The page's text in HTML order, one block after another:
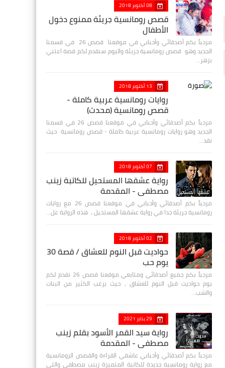
08 أكتوبر 2018
قصص رومانسية جريئة ممنوع دخول
الأطفال
مرحباً بكم أصدقائي وأحبابي في موقعنا قصص 26 في قسمنا
الجديد وهو قصص رومانسية جريئة واليوم سنقدم لكم قصة اعتني
بزهر…
13 أكتوبر 2018
روايات رومانسية عربية كاملة -
قصص رومانسية (محدث)
مرحباً بكم أصدقائي وأحبابي في موقعنا قصص 26 في قسمنا
الجديد وهو روايات رومانسية عربية كاملة - قصص رومانسية حيث
نقد…
07 أكتوبر 2018
رواية عشقها المستحيل للكاتبة زينب
مصطفي - المقدمة
مرحباً بكم أصدقائي وأحبابي في موقعنا قصص 26 مع روايات
رومانسية جريئة جدا في رواية عشقها المستحيل ، هذه الرواية عل…
02 أكتوبر 2018
حواديت قبل النوم للعشاق / قصة 30
يوم حب
مرحباً بكم جميع أصدقائي ومتابعي موقعنا قصص 26 نقدم لكم
يوم حواديت قبل النوم للعشاق ، حيث يرغب الكثير من البنات
والشب…
29 يناير 2021
رواية سيد القمر الأسود بقلم زينب
مصطفي - المقدمة
مرحباً بكم أصدقائي وأحبابي عاشقي القراءة والقصص الرومانسية
مع رواية رومانسية جديدة للكاتبة المتميزة زينب مصطفى والتي